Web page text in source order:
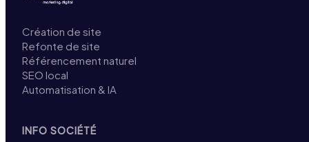
Création de site
Refonte de site
Référencement naturel
SEO local
Automatisation & IA
INFO SOCIÉTÉ